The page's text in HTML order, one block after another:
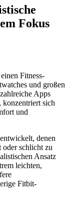
Fokus
Fitness-
und großen
Apps
konzentriert sich
und
denen
oder schlicht zu
Ansatz
leichten,
Fitbit-